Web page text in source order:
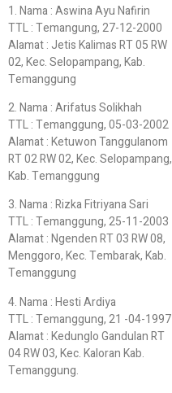
1. Nama : Aswina Ayu Nafirin
TTL : Temangung, 27-12-2000
Alamat : Jetis Kalimas RT 05 RW
02, Kec. Selopampang, Kab.
Temanggung
2. Nama : Arifatus Solikhah
TTL : Temanggung, 05-03-2002
Alamat : Ketuwon Tanggulanom
RT 02 RW 02, Kec. Selopampang,
Kab. Temanggung
3. Nama : Rizka Fitriyana Sari
TTL : Temanggung, 25-11-2003
Alamat : Ngenden RT 03 RW 08,
Menggoro, Kec. Tembarak, Kab.
Temanggung
4. Nama : Hesti Ardiya
TTL : Temanggung, 21 -04-1997
Alamat : Kedunglo Gandulan RT
04 RW 03, Kec. Kaloran Kab.
Temanggung.